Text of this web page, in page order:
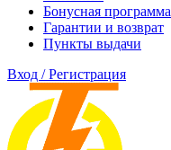
Бонусная программа
Гарантии и возврат
Пункты выдачи
Вход / Регистрация